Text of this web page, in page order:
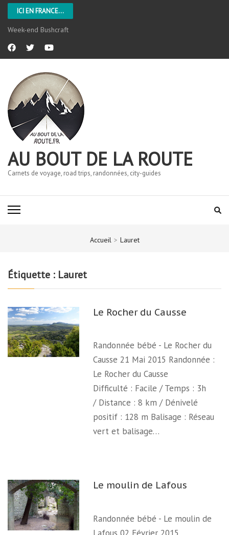
ICI EN FRANCE...
Week-end Bushcraft
AU BOUT DE LA ROUTE
Carnets de voyage, road trips, randonnées, city-guides
Accueil > Lauret
Étiquette : Lauret
Le Rocher du Causse
Randonnée bébé - Le Rocher du
Causse 21 Mai 2015 Randonnée :
Le Rocher du Causse
Difficulté : Facile / Temps : 3h
/ Distance : 8 km / Dénivelé
positif : 128 m Balisage : Réseau
vert et balisage…
Le moulin de Lafous
Randonnée bébé - Le moulin de
Lafous 02 Février 2015